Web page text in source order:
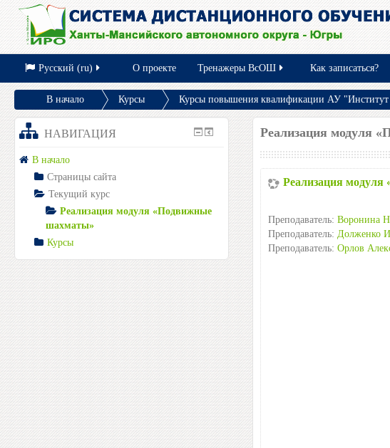
Русский (ru) О проекте Тренажеры ВсОШ Как записаться?
В начало Курсы
Курсы повышения квалификации АУ "Институт
Реализация модуля «Подвижные шахматы»
Описание
Реализация модуля
Реализация модуля
Преподаватель:Воронина
Преподаватель:Долженко
Преподаватель:Орлов
НАВИГАЦИЯ
В начало
Страницы сайта
Текущий курс
Реализация модуля «Подвижные
шахматы»
Курсы